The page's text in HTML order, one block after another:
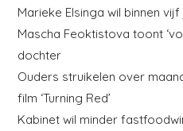
Marieke Elsinga wil binnen
Mascha Feoktistova toont
dochter
Ouders struikelen over
film ‘Turning Red’
Kabinet wil minder